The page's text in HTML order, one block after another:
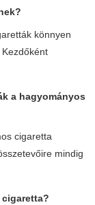
könnyen
a hagyományos
cigaretta
mindig